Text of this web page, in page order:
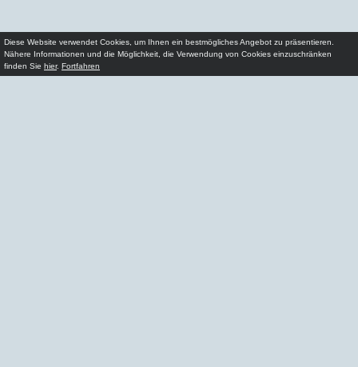
Diese Website verwendet Cookies, um Ihnen ein bestmögliches Angebot zu präsentieren.
Nähere Informationen und die Möglichkeit, die Verwendung von Cookies einzuschränken
finden Sie hier. Fortfahren